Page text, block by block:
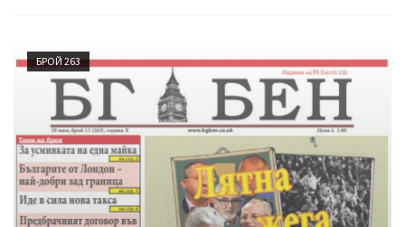
БРОЙ 263